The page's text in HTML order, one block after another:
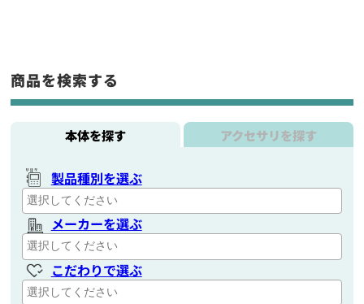
商品を検索する
本体を探す アクセサリを探す
製品種別を選ぶ
メーカーを選ぶ
こだわりで選ぶ